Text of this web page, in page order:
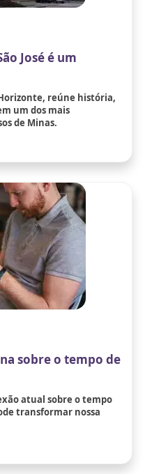
José é um
reúne história,
um dos mais
de Minas.
sobre o tempo de
atual sobre o tempo
transformar nossa